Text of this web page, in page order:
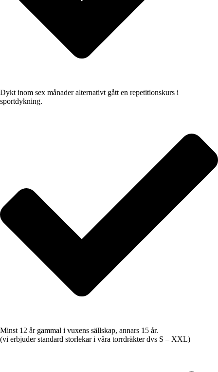
Dykt inom sex månader alternativt gått en repetitionskurs i
sportdykning.
Minst 12 år gammal i vuxens sällskap, annars 15 år.
(vi erbjuder standard storlekar i våra torrdräkter dvs S – XXL)